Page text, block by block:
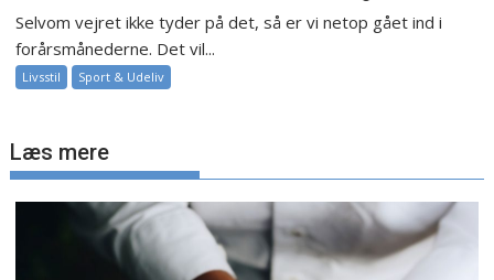
Selvom vejret ikke tyder på det, så er vi netop gået ind i
forårsmånederne. Det vil...
Livsstil Sport & Udeliv
Læs mere